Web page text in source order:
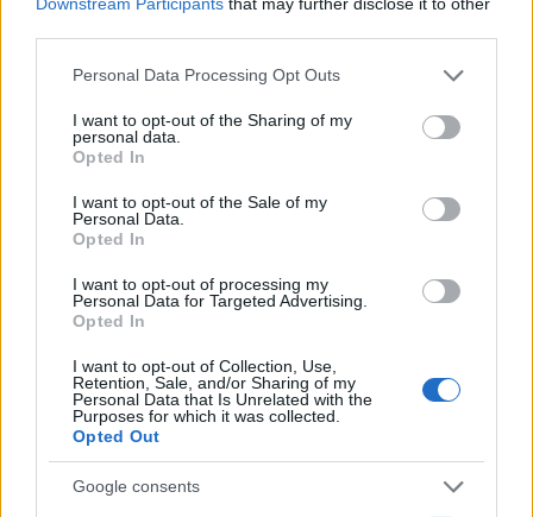
Please note that this website/app uses one or more Google
not limited to your visit or usage behaviour. You may click to
grant or deny consent to Google and its third-party tags to
use your data for below specified purposes in below Google
consent section.
Personal Data Processing Opt Outs
I want to opt-out of the Sharing of my
personal data.
Opted In
I want to opt-out of the Sale of my
Personal Data.
Opted In
I want to opt-out of processing my
Personal Data for Targeted Advertising.
Opted In
I want to opt-out of Collection, Use,
Retention, Sale, and/or Sharing of my
Personal Data that Is Unrelated with the
Purposes for which it was collected.
Opted Out
Google consents
Come ottenere contributi alla digitalizzazione: requisiti,
documenti e KPI
Edoardo Vitali · 8 Ago 2026
FINANZIAMENTI